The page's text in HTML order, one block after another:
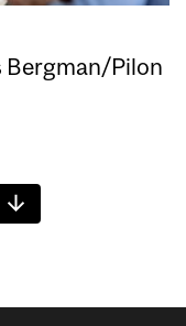
Bergman/Pilon